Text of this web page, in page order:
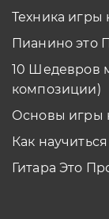
Техника игры
Пианино это
10 Шедевров
композиции)
Основы игры
Как
Гитара Это